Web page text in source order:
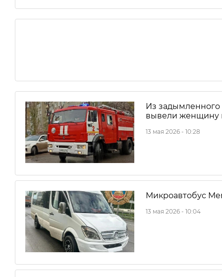
Из
вывели женщину
13 мая 2026 - 10:28
Микроавтобус
13 мая 2026 - 10:04